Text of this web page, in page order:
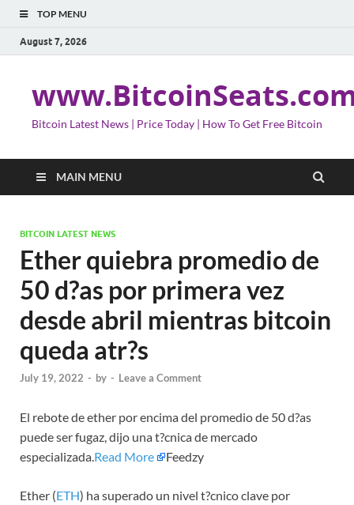
TOP MENU
August 7, 2026
Bitcoin Latest News | Price Today | How To Get Free Bitcoin
MAIN MENU
BITCOIN LATEST NEWS
Ether quiebra promedio de
50 d?as por primera vez
desde abril mientras bitcoin
queda atr?s
July 19, 2022 - by - Leave a Comment
El rebote de ether por encima del promedio de 50 d?as
puede ser fugaz, dijo una t?cnica de mercado
especializada.Read More Feedzy
Ether (ETH) ha superado un nivel t?cnico clave por